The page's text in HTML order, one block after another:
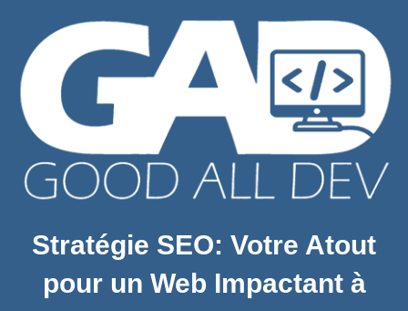
Stratégie SEO: Votre Atout
pour un Web Impactant à